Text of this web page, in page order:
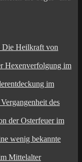
Die Heilkraft von
Hexenverfolgung im
im
des
der Osterfeuer im
wenig bekannte
Mittelalter